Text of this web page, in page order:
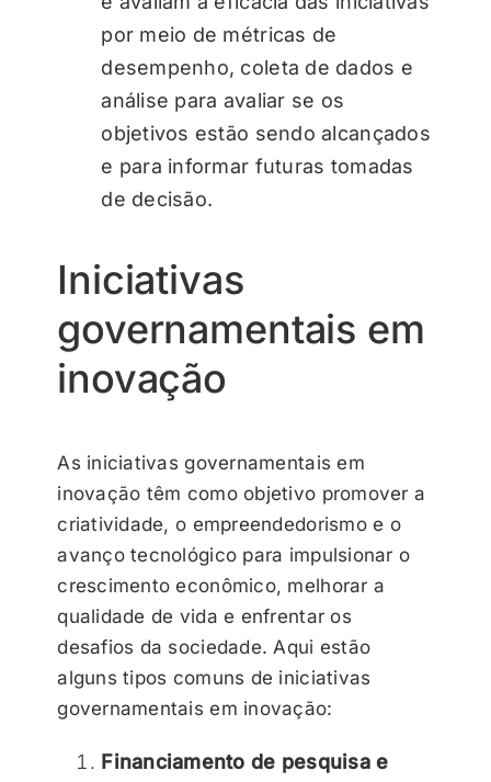
por meio de métricas de
desempenho, coleta de dados e
análise para avaliar se os
objetivos estão sendo alcançados
e para informar futuras tomadas
de decisão.
Iniciativas
governamentais em
inovação
As iniciativas governamentais em
inovação têm como objetivo promover a
criatividade, o empreendedorismo e o
avanço tecnológico para impulsionar o
crescimento econômico, melhorar a
qualidade de vida e enfrentar os
desafios da sociedade. Aqui estão
alguns tipos comuns de iniciativas
governamentais em inovação:
Financiamento de pesquisa e